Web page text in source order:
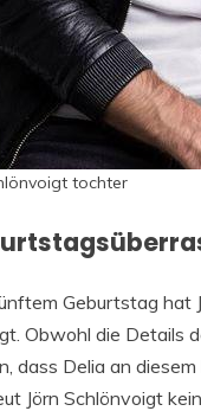
tochter
Geburtstag hat
Obwohl die Details
dass Delia an
Jörn Schlönvoigt